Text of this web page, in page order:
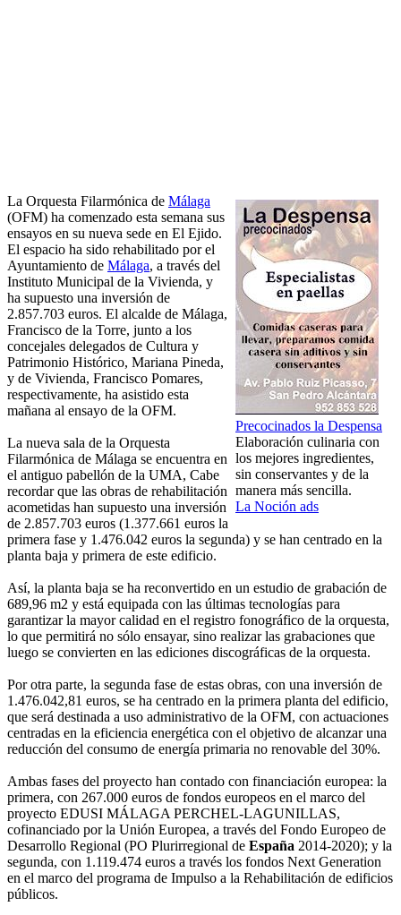
Precocinados la Despensa
Elaboración culinaria con
los mejores ingredientes,
sin conservantes y de la
manera más sencilla.
La Noción ads
La Orquesta Filarmónica de Málaga
(OFM) ha comenzado esta semana sus
ensayos en su nueva sede en El Ejido.
El espacio ha sido rehabilitado por el
Ayuntamiento de Málaga, a través del
Instituto Municipal de la Vivienda, y
ha supuesto una inversión de
2.857.703 euros. El alcalde de Málaga,
Francisco de la Torre, junto a los
concejales delegados de Cultura y
Patrimonio Histórico, Mariana Pineda,
y de Vivienda, Francisco Pomares,
respectivamente, ha asistido esta
mañana al ensayo de la OFM.
La nueva sala de la Orquesta
Filarmónica de Málaga se encuentra en
el antiguo pabellón de la UMA, Cabe
recordar que las obras de rehabilitación
acometidas han supuesto una inversión
de 2.857.703 euros (1.377.661 euros la
primera fase y 1.476.042 euros la segunda) y se han centrado en la
planta baja y primera de este edificio.
Así, la planta baja se ha reconvertido en un estudio de grabación de
689,96 m2 y está equipada con las últimas tecnologías para
garantizar la mayor calidad en el registro fonográfico de la orquesta,
lo que permitirá no sólo ensayar, sino realizar las grabaciones que
luego se convierten en las ediciones discográficas de la orquesta.
Por otra parte, la segunda fase de estas obras, con una inversión de
1.476.042,81 euros, se ha centrado en la primera planta del edificio,
que será destinada a uso administrativo de la OFM, con actuaciones
centradas en la eficiencia energética con el objetivo de alcanzar una
reducción del consumo de energía primaria no renovable del 30%.
Ambas fases del proyecto han contado con financiación europea: la
primera, con 267.000 euros de fondos europeos en el marco del
proyecto EDUSI MÁLAGA PERCHEL-LAGUNILLAS,
cofinanciado por la Unión Europea, a través del Fondo Europeo de
Desarrollo Regional (PO Plurirregional de España 2014-2020); y la
segunda, con 1.119.474 euros a través los fondos Next Generation
en el marco del programa de Impulso a la Rehabilitación de edificios
públicos.